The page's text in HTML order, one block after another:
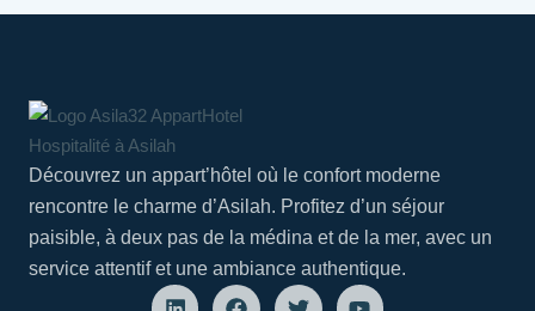
Découvrez un appart’hôtel où le confort moderne
rencontre le charme d’Asilah. Profitez d’un séjour
paisible, à deux pas de la médina et de la mer, avec un
service attentif et une ambiance authentique.